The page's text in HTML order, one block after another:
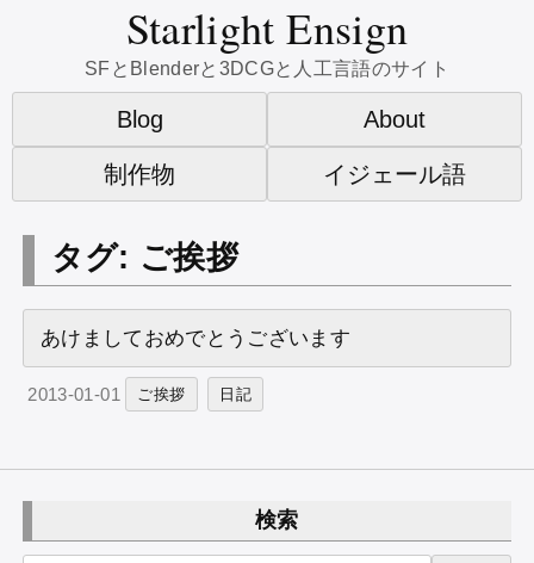
Starlight Ensign
SFとBlenderと3DCGと人工言語のサイト
Blog About
制作物 イジェール語
タグ: ご挨拶
あけましておめでとうございます
2013-01-01 ご挨拶 日記
検索